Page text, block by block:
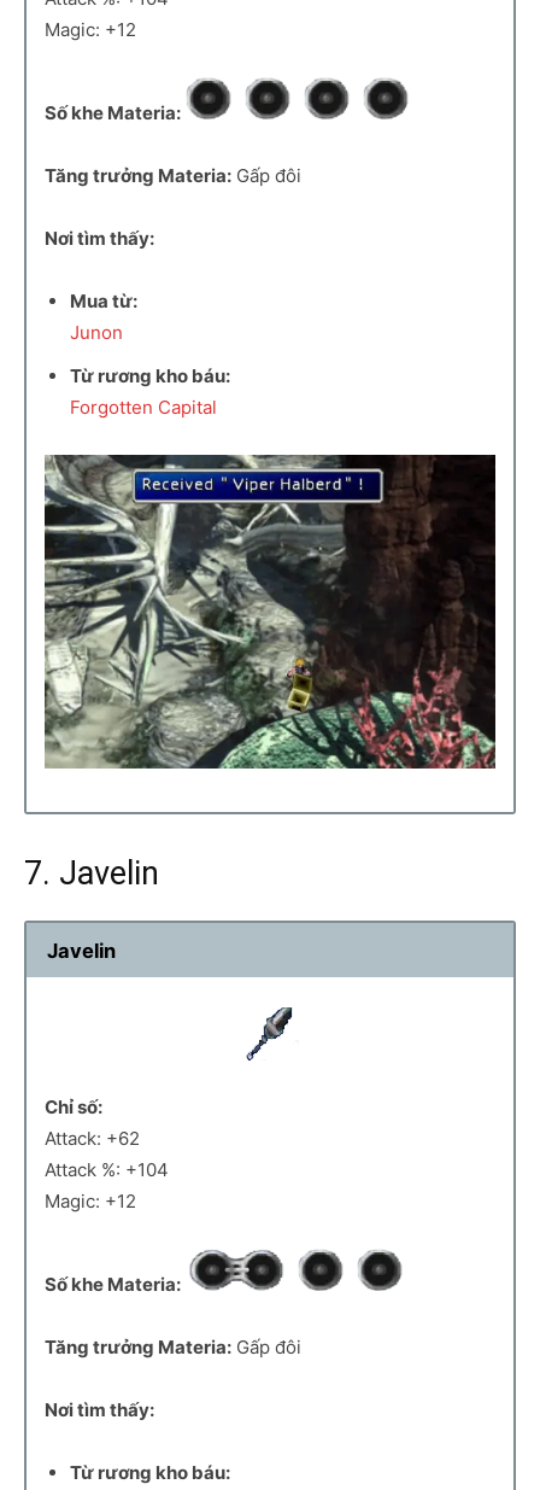
Magic: +12
Số khe Materia:
Tăng trưởng Materia: Gấp đôi
Nơi tìm thấy:
Mua từ:
Junon
Từ rương kho báu:
Forgotten Capital
7. Javelin
Javelin
Chỉ số:
Attack: +62
Attack %: +104
Magic: +12
Số khe Materia:
Tăng trưởng Materia: Gấp đôi
Nơi tìm thấy:
Từ rương kho báu: